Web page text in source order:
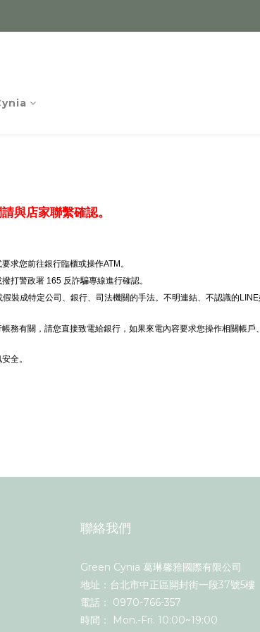
與店家聯繫確認。
求您前往銀行臨櫃或操作ATM。
撥打警政署 165 反詐騙專線進行確認。
裝成特定公司、銀行、司法機關的手法。不明連結、不認識的
務有關，請您直接致電給銀行，如果來電內容要求您操作相關帳戶
全。
聯絡我們
Green Cynia 葛琳馨雅國際有限公司
地址：台北市中正區開封街一段37號5樓
電話： 0970-766-357
時間： Mon.-Fri. 10:00~19:00